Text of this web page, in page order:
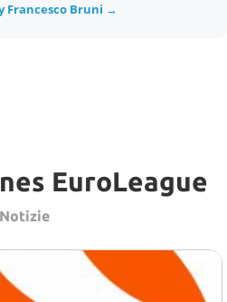
Francesco Bruni →
EuroLeague
Notizie